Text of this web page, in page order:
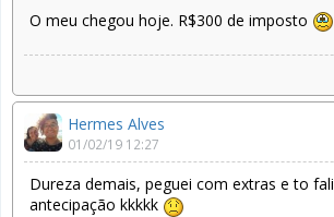
O meu chegou hoje. R$300 de imposto
Hermes Alves
01/02/19 12:27
Dureza demais, peguei com extras e to
antecipação kkkkk